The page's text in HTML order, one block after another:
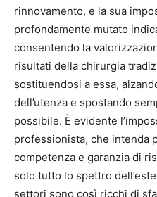
rinnovamento, e la sua
profondamente mutato
consentendo la
risultati della chirurgia
sostituendosi a essa,
dell’utenza e spostando
possibile. È evidente
professionista, che intenda
competenza e garanzia di
solo tutto lo spettro
settori sono così ricchi di